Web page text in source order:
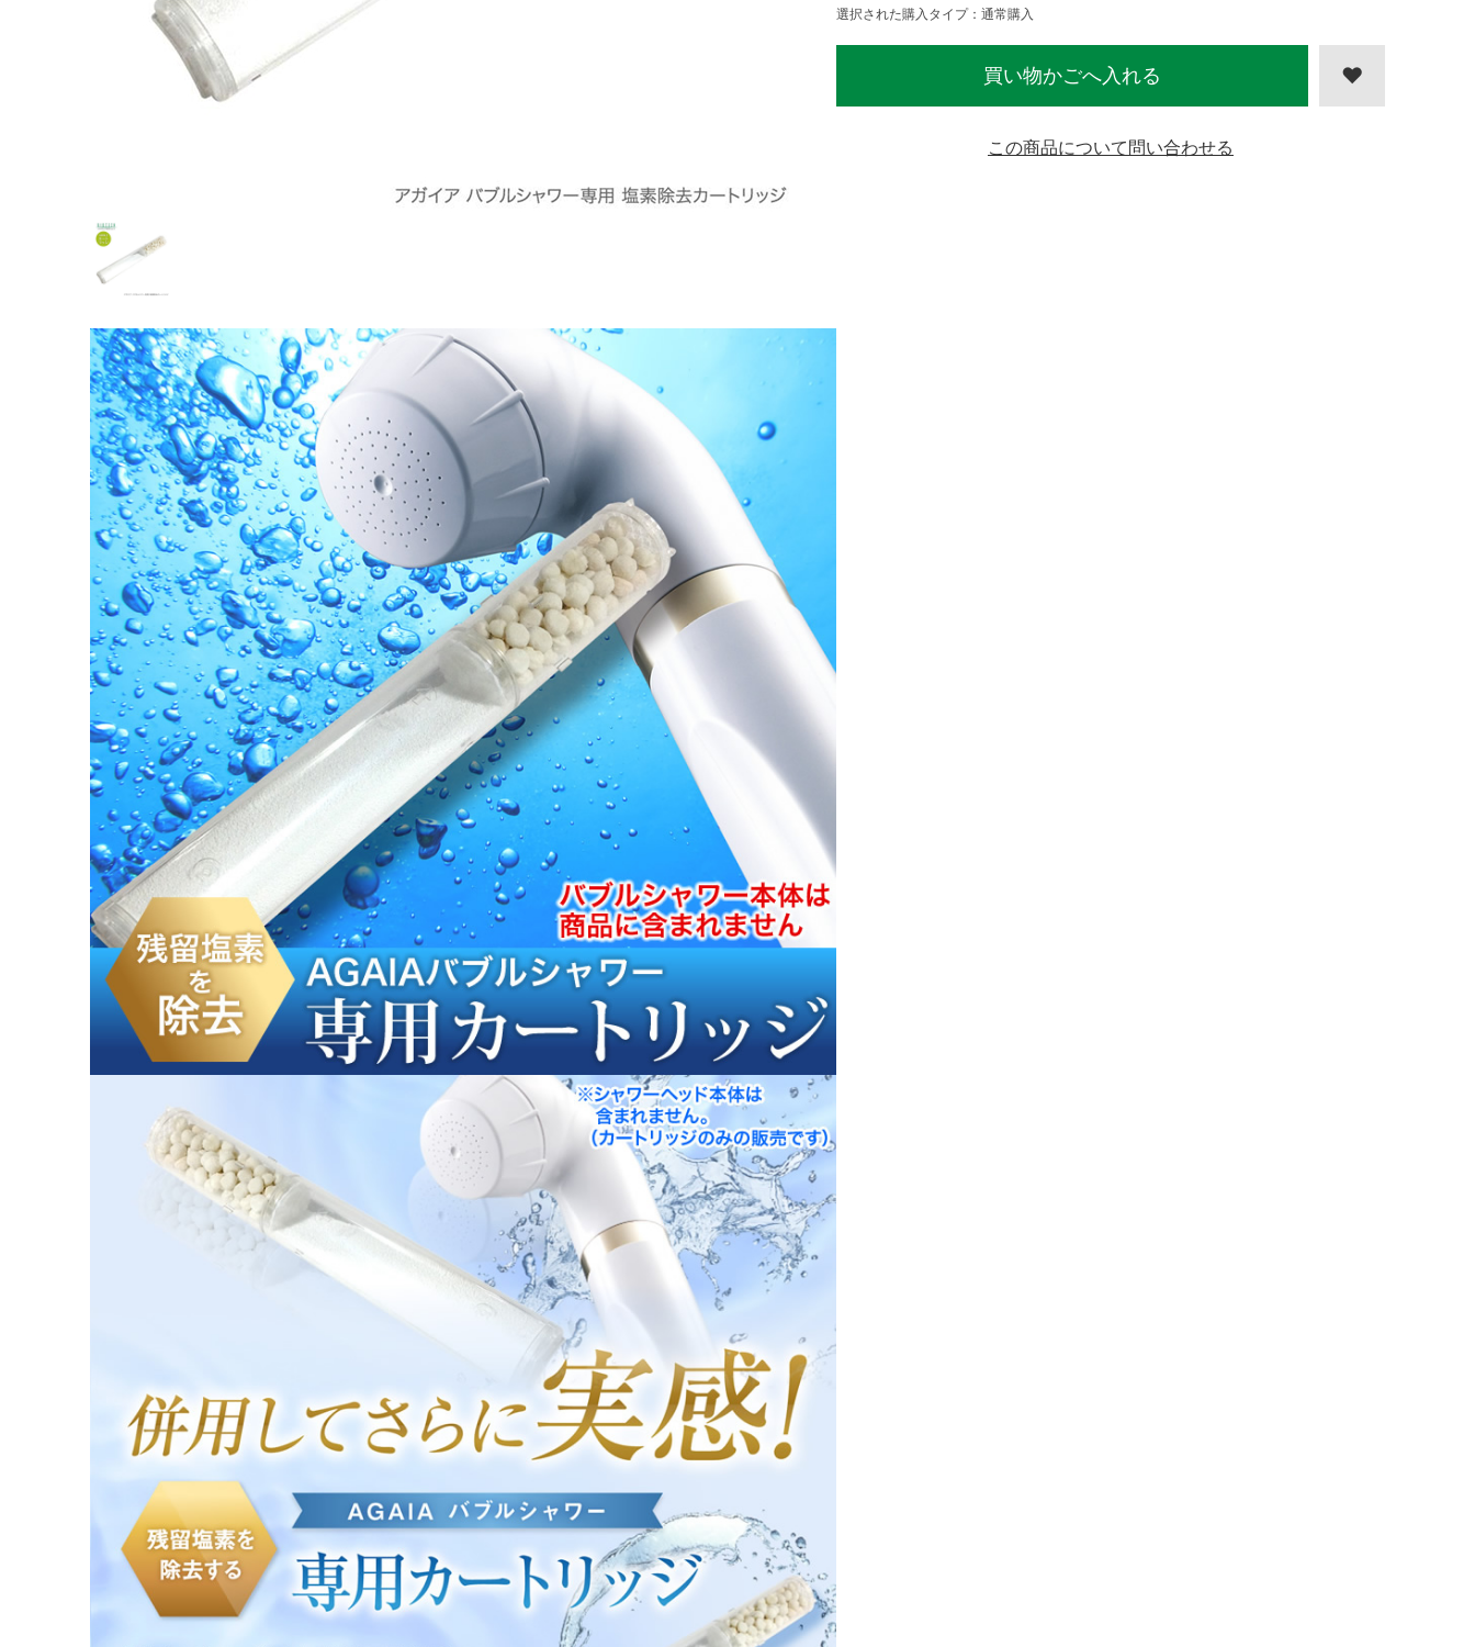
選択された購入タイプ：通常購入
買い物かごへ入れる
この商品について問い合わせる